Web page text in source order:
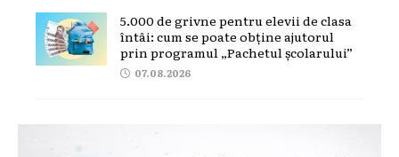
5.000 de grivne pentru elevii de clasa
întâi: cum se poate obține ajutorul
prin programul „Pachetul școlarului”
07.08.2026